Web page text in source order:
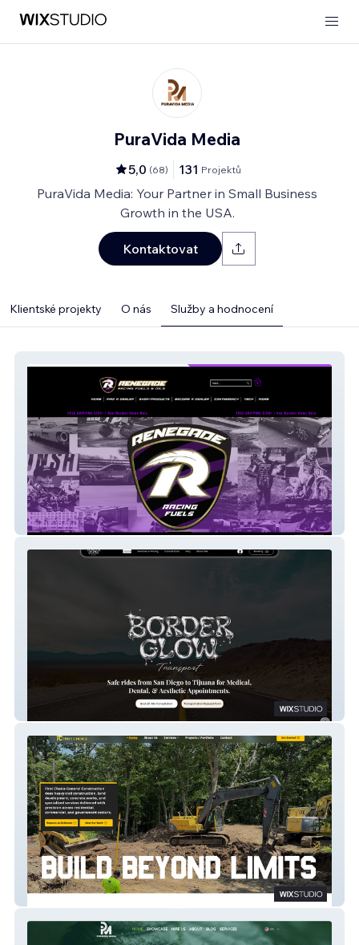
PuraVida Media
5,0 (68) 131 Projektů
PuraVida Media: Your Partner in Small Business
Growth in the USA.
Kontaktovat
Klientské projekty O nás Služby a hodnocení
Renegade Race Fuel
Border Glow Transportation
construction company